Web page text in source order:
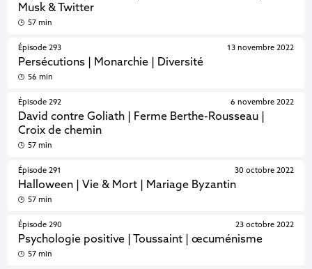
Musk & Twitter
57 min
Épisode 293
Persécutions | Monarchie | Diversité
13 novembre 2022
56 min
Épisode 292
David contre Goliath | Ferme Berthe-Rousseau |
Croix de chemin
6 novembre 2022
57 min
Épisode 291
Halloween | Vie & Mort | Mariage Byzantin
30 octobre 2022
57 min
Épisode 290
Psychologie positive | Toussaint | œcuménisme
23 octobre 2022
57 min